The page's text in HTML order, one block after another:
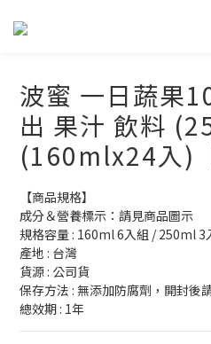
波蜜 一日蔬果
出 果汁 飲料
(160mlx24入)
【商品規格】
成分＆營養標示：請見商品圖示
規格容量 : 160ml 6入組 / 250ml 3
產地 : 台灣
貨源 : 公司貨
保存方法 : 無添加防腐劑，開封後
總效期 : 1年